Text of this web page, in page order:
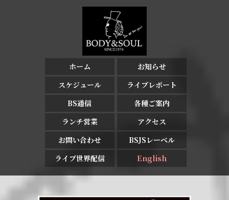
ホーム
お知らせ
スケジュール
ライブレポート
BS通信
各種ご案内
ランチ営業
アクセス
お問い合わせ
BSJSレーベル
ライブ世界配信
English